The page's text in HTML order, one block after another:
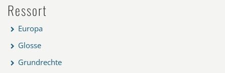
Ressort
Europa
Glosse
Grundrechte